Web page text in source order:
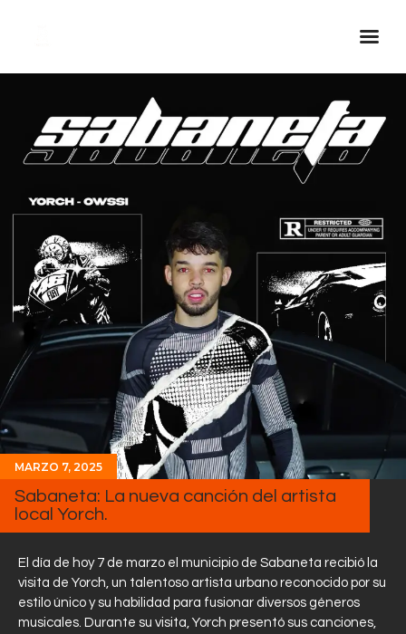
Inicio Real FM
Streaming
En Vivo
Descarga La APP
Noticias
Equipo
Sobre Nosotros
Contactos
MARZO 7, 2025
Sabaneta: La nueva canción del artista
local Yorch.
El día de hoy 7 de marzo el municipio de Sabaneta recibió la
visita de Yorch, un talentoso artista urbano reconocido por su
estilo único y su habilidad para fusionar diversos géneros
musicales. Durante su visita, Yorch presentó sus canciones,